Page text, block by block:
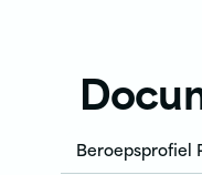
Beroepsprofiel